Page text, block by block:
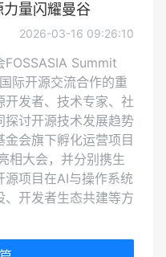
量闪耀曼谷
2026-03-16 09:26:10
FOSSASIA Summit
际开源交流合作的重
发者、技术专家、社
探讨开源技术发展趋势
会旗下孵化运营项目
相大会，并分别携生
源项目在AI与操作系统
开发者生态共建等方